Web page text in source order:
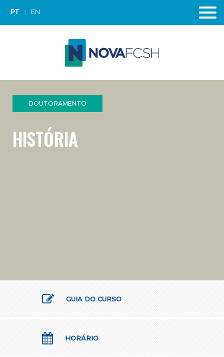
PT EN
DOUTORAMENTO
HISTÓRIA
GUIA DO CURSO
HORÁRIO